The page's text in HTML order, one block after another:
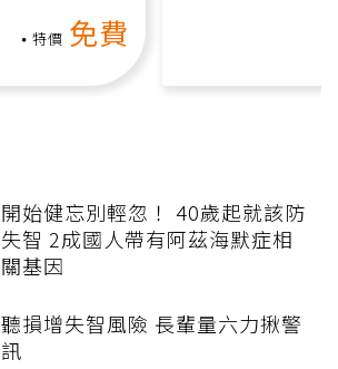
特價 免費
開始健忘別輕忽！ 40歲起就該防
失智 2成國人帶有阿茲海默症相
關基因
聽損增失智風險 長輩量六力揪警
訊